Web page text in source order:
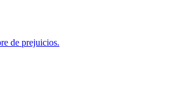
de prejuicios.